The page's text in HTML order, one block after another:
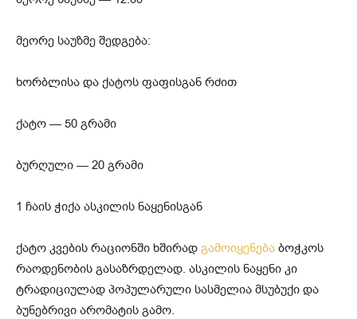
მეორე საუზმე შედგება:
ხორბლისა და ქატოს ფაფისგან რძით
ქატო — 50 გრამი
ბურღული — 20 გრამი
1 ჩაის ჭიქა ასკილის ნაყენისგან
ქატო კვების რაციონში ხშირად გამოიყენება ბოჭკოს
რაოდენობის გასაზრდელად. ასკილის ნაყენი კი
ტრადიციულად პოპულარული სასმელია მსუბუქი და
ბუნებრივი არომატის გამო.